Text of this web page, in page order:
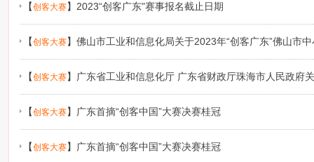
【创客大赛】 2023“创客广东"赛事报名截止日期
【创客大赛】 佛山市工业和信息化局关于2023年“创客广东”佛山市
赛项目承办机构的公示
【创客大赛】
广东省工业和信息化厅 广东省财政厅珠海市人民政府
东省中小企业创新创业大赛暨第七届“创客广东”大赛的预通知
【创客大赛】 广东首摘“创客中国”大赛决赛桂冠
【创客大赛】 广东首摘“创客中国”大赛决赛桂冠